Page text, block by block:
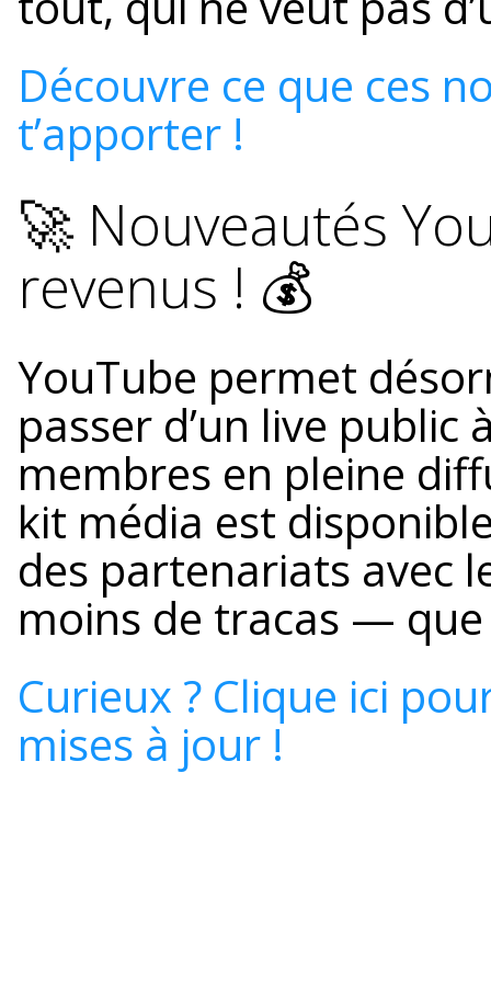
Découvre ce que ces
t’apporter !
🚀 Nouveautés
revenus ! 💰
YouTube permet
passer d’un live
membres en pleine
kit média est
des partenariats avec
moins de tracas —
Curieux ? Clique ici
mises à jour !